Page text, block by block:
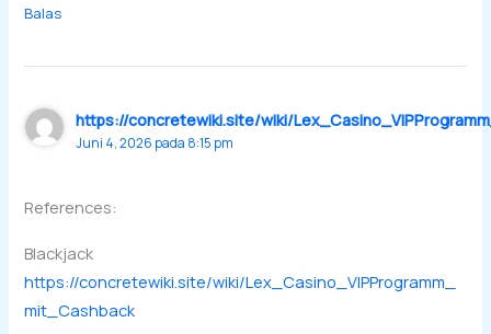
Balas
https://concretewiki.site/wiki/
Juni 4, 2026 pada 8:15 pm
References:
Blackjack
https://concretewiki.site/wiki/Lex_Casino_VIPProgramm_
mit_Cashback